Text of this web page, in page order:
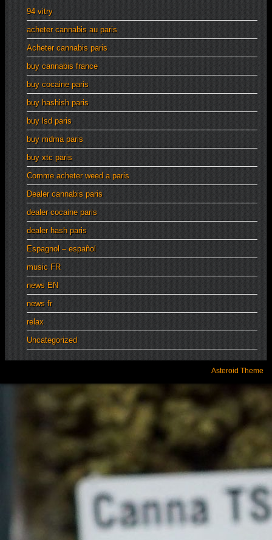
94 vitry
acheter cannabis au paris
Acheter cannabis paris
buy cannabis france
buy cocaine paris
buy hashish paris
buy lsd paris
buy mdma paris
buy xtc paris
Comme acheter weed a paris
Dealer cannabis paris
dealer cocaine paris
dealer hash paris
Espagnol – español
music FR
news EN
news fr
relax
Uncategorized
Asteroid Theme